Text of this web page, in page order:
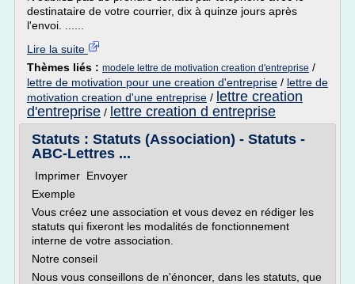
destinataire de votre courrier, dix à quinze jours après
l'envoi. ......
Lire la suite
Thèmes liés : modele lettre de motivation creation d'entreprise /
lettre de motivation pour une creation d'entreprise / lettre de
motivation creation d'une entreprise / lettre creation
d'entreprise / lettre creation d entreprise
Statuts : Statuts (Association) - Statuts -
ABC-Lettres ...
Imprimer Envoyer
Exemple
Vous créez une association et vous devez en rédiger les
statuts qui fixeront les modalités de fonctionnement
interne de votre association.
Notre conseil
Nous vous conseillons de n'énoncer, dans les statuts, que